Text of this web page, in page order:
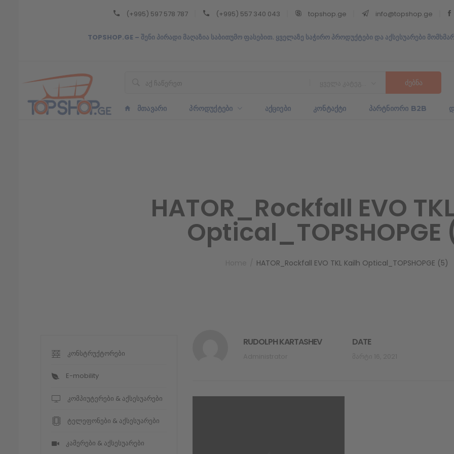
(+995) 597 578 787 (+995) 557 340 043 topshop.ge info@topshop.ge
TOPSHOP.GE – შენი პირადი მაღაზია საბითუმო ფასებით. ყველაზე საჭირო პროდუქტები და აქსესუარები
ᲛᲗᲐᲕᲐᲠᲘ ᲞᲠᲝᲓᲣᲥᲢᲔᲑᲘ ᲐᲥᲪᲘᲔᲑᲘ ᲙᲝᲜᲢᲐᲥᲢᲘ ᲞᲐᲠᲢᲜᲘᲝᲠᲘ B2B
HATOR_Rockfall EVO
HATOR_Rockfall EVO TKL Kailh Optical_TOPSHOPGE (5)
RUDOLPH KARTASHEV DATE
კონსტრუქტორები
E-mobility
კომპიუტერები & აქსესუარები
ტელეფონები & აქსესუარები
კამერები & აქსესუარები